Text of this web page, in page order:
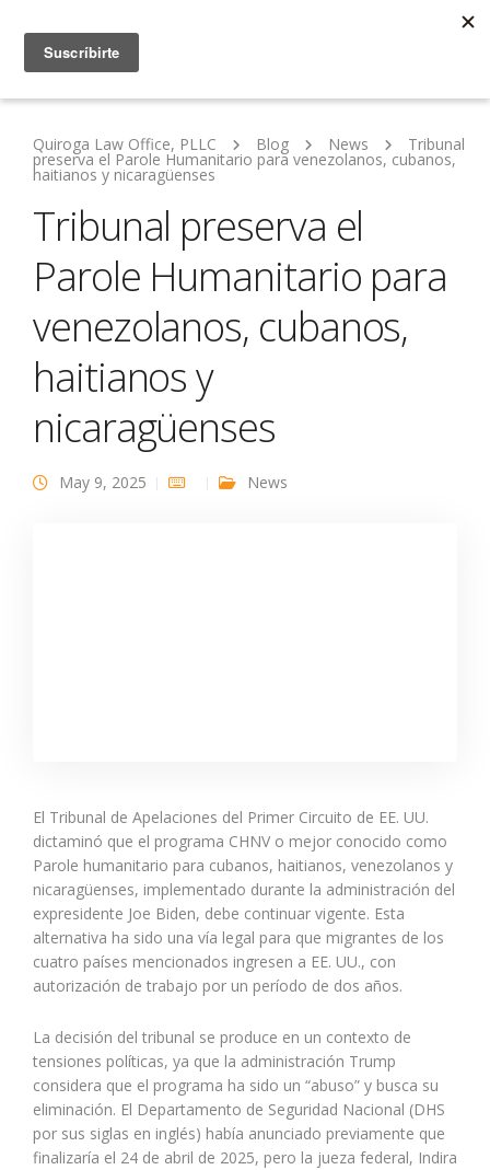
Quiroga Law Office, PLLC Blog News Tribunal
preserva el Parole Humanitario para venezolanos, cubanos,
haitianos y nicaragüenses
Tribunal preserva el
Parole Humanitario para
venezolanos, cubanos,
haitianos y
nicaragüenses
May 9, 2025 News
El Tribunal de Apelaciones del Primer Circuito de EE. UU.
dictaminó que el programa CHNV o mejor conocido como
Parole humanitario para cubanos, haitianos, venezolanos y
nicaragüenses, implementado durante la administración del
expresidente Joe Biden, debe continuar vigente. Esta
alternativa ha sido una vía legal para que migrantes de los
cuatro países mencionados ingresen a EE. UU., con
autorización de trabajo por un período de dos años.
La decisión del tribunal se produce en un contexto de
tensiones políticas, ya que la administración Trump
considera que el programa ha sido un “abuso” y busca su
eliminación. El Departamento de Seguridad Nacional (DHS
por sus siglas en inglés) había anunciado previamente que
finalizaría el 24 de abril de 2025, pero la jueza federal, Indira